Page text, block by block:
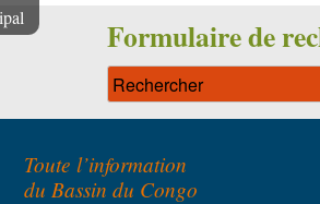
Formulaire de
Toute l’information
du Bassin du Congo